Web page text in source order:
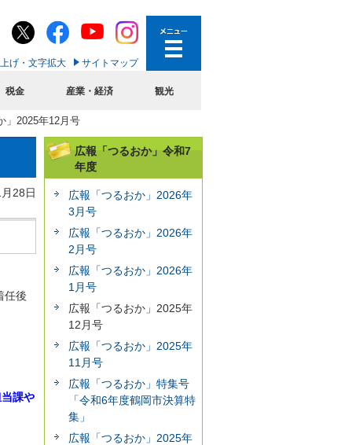
げ・文字拡大 サイトマップ
税金 産業・経済 観光
」2025年12月号
28日
任後
課や
広報「つるおか」令和7
年度
広報「つるおか」2026年
3月号
広報「つるおか」2026年
2月号
広報「つるおか」2026年
1月号
広報「つるおか」2025年
12月号
広報「つるおか」2025年
11月号
広報「つるおか」特集号
「令和6年度鶴岡市決算特
集」
広報「つるおか」2025年